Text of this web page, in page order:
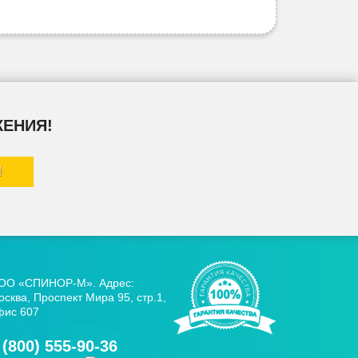
«СПИНОР-М». Адрес:
Проспект Мира 95, стр.1,
607
555-90-36